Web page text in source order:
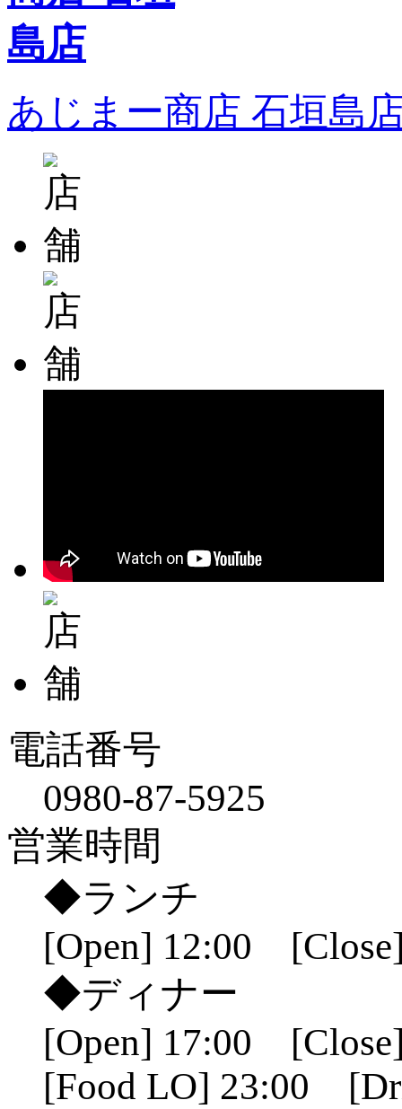
あじまー商店 石垣島
電話番号
0980-87-5925
営業時間
◆ランチ
[Open] 12:00
◆ディナー
[Open] 17:00
[Food LO] 23:00